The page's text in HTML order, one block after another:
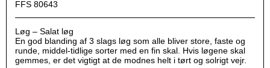
FFS 80643
Løg – Salat løg
En god blanding af 3 slags løg som alle bliver store, faste og
runde, middel-tidlige sorter med en fin skal. Hvis løgene skal
gemmes, er det vigtigt at de modnes helt i tørt og solrigt vejr.